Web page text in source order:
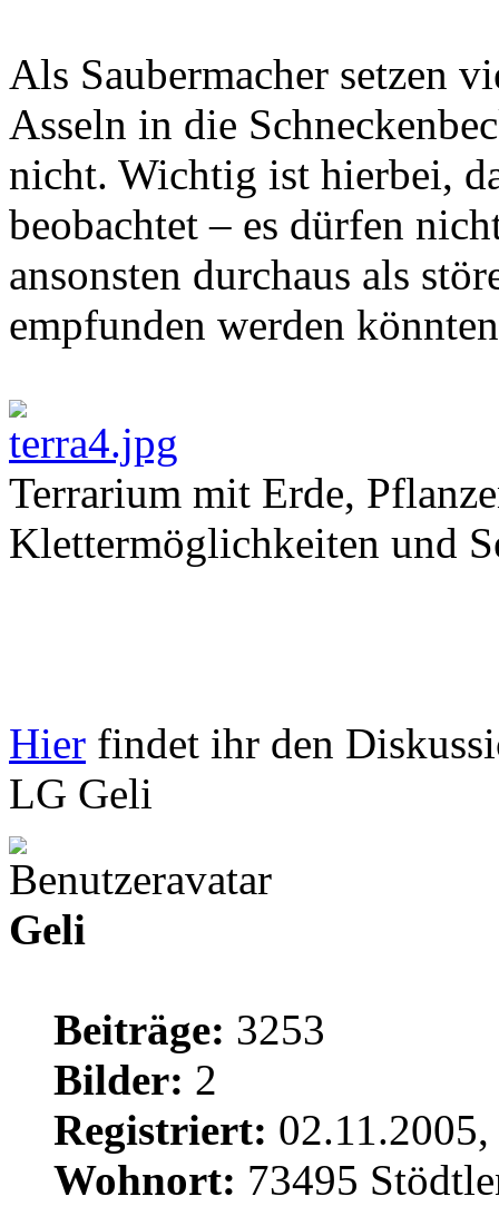
Als Saubermacher setzen
Asseln in die
nicht. Wichtig ist hierbei,
beobachtet – es dürfen
ansonsten durchaus als
empfunden werden
Terrarium mit Erde,
Klettermöglichkeiten und
Hier findet ihr den
LG Geli
Geli
Beiträge: 3253
Bilder: 2
Registriert:
Wohnort: 73495